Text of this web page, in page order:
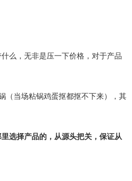
么，无非是压一下价格，对于产品
（当场粘锅鸡蛋抠都抠不下来），其
选择产品的，从源头把关，保证从